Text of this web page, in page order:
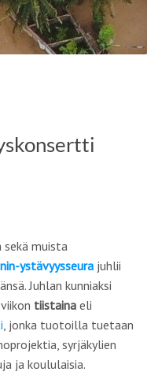
muista
ystävyysseura juhlii
Juhlan kunniaksi
tiistaina eli
, jonka tuotoilla tuetaan
syrjäkylien
ja koululaisia.